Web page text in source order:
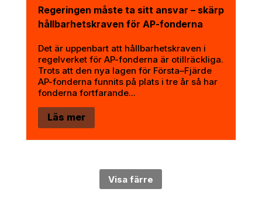
Regeringen måste ta sitt ansvar – skärp
hållbarhetskraven för AP-fonderna
Det är uppenbart att hållbarhetskraven i
regelverket för AP-fonderna är otillräckliga.
Trots att den nya lagen för Första–Fjärde
AP-fonderna funnits på plats i tre år så har
fonderna fortfarande...
Läs mer
Visa färre